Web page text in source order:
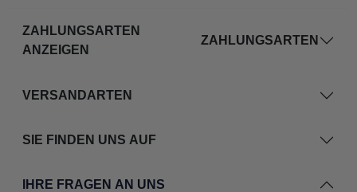
ZAHLUNGSARTEN
ANZEIGEN
ZAHLUNGSARTEN
VERSANDARTEN
SIE FINDEN UNS AUF
IHRE FRAGEN AN UNS